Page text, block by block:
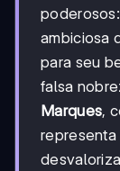
poderosos:
ambiciosa
para seu
falsa
Marques,
representa